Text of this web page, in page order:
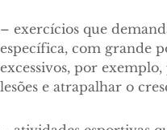
– exercícios que
específica, com grande
excessivos, por
lesões e atrapalhar o